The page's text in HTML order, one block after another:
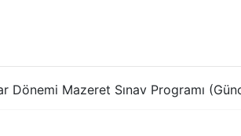
Dönemi Mazeret Sınav Programı